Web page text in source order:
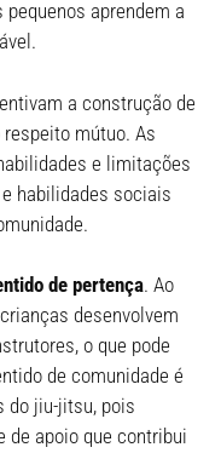
aprendem a
a construção de
mútuo. As
e limitações
habilidades sociais
de pertença. Ao
desenvolvem
o que pode
de comunidade é
do jiu-jitsu, pois
de apoio que contribui